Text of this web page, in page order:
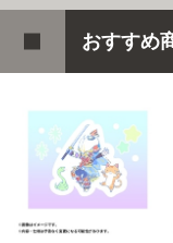
おすすめ